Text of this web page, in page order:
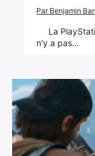
Par Benjamin
La
n'y a pas…